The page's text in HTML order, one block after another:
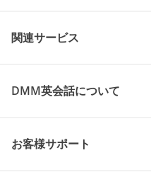
関連サービス
DMM英会話について
お客様サポート